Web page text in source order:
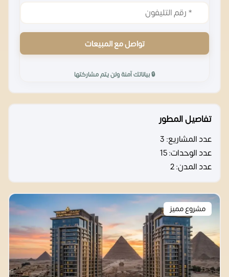
تواصل مع المبيعات
🔒 بياناتك آمنة ولن يتم مشاركتها
تفاصيل المطور
عدد المشاريع:3
عدد الوحدات:15
عدد المدن:2
مشروع مميز